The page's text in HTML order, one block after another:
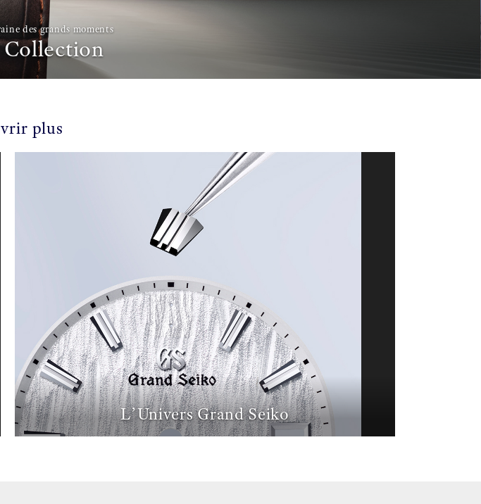
des grands moments
Collection
plus
L’Univers Grand Seiko